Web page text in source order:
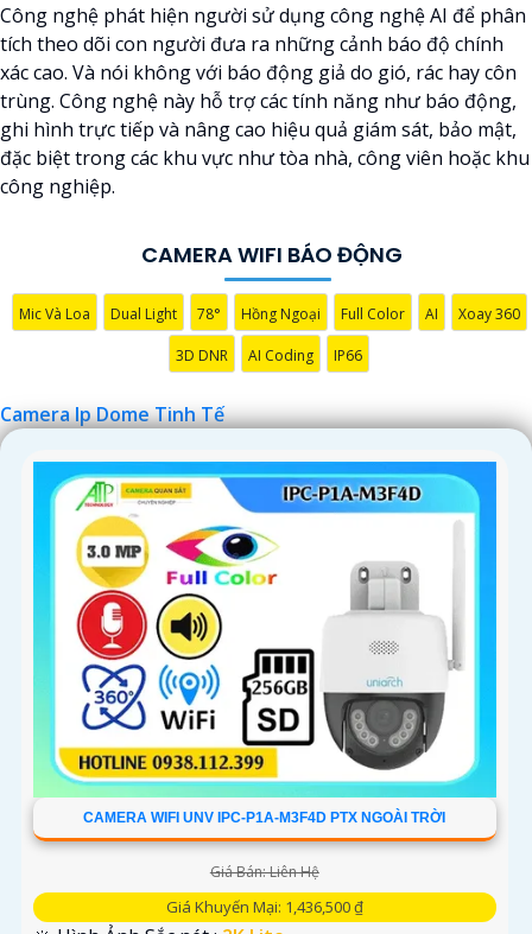
Công nghệ phát hiện người sử dụng công nghệ AI để phân
tích theo dõi con người đưa ra những cảnh báo độ chính
xác cao. Và nói không với báo động giả do gió, rác hay côn
trùng. Công nghệ này hỗ trợ các tính năng như báo động,
ghi hình trực tiếp và nâng cao hiệu quả giám sát, bảo mật,
đặc biệt trong các khu vực như tòa nhà, công viên hoặc khu
công nghiệp.
CAMERA WIFI BÁO ĐỘNG
Mic Và Loa Dual Light 78° Hồng Ngoại Full Color AI Xoay 360
3D DNR AI Coding IP66
Camera Ip Dome Tinh Tế
CAMERA WIFI UNV IPC-P1A-M3F4D PTX NGOÀI TRỜI
Giá Bán: Liên Hệ
Giá Khuyến Mại: 1,436,500 ₫